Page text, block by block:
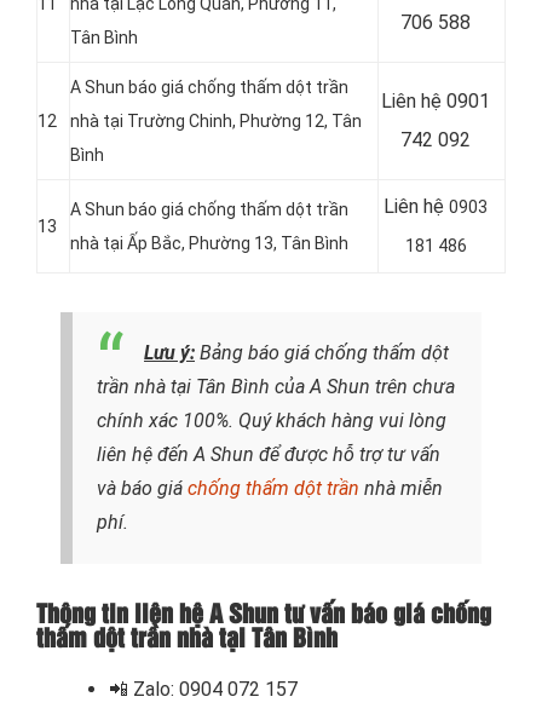
Tân Bình
706 588
12
A Shun báo giá chống thấm dột trần
nhà tại Trường Chinh, Phường 12, Tân
Bình
Liên hệ 0901
742 092
13
A Shun báo giá chống thấm dột trần
nhà tại Ấp Bắc, Phường 13, Tân Bình
Liên hệ 0903
181 486
Lưu ý: Bảng báo giá chống thấm dột
trần nhà tại Tân Bình của A Shun trên chưa
chính xác 100%. Quý khách hàng vui lòng
liên hệ đến A Shun để được hỗ trợ tư vấn
và báo giá chống thấm dột trần nhà miễn
phí.
Thông tin liên hệ A Shun tư vấn báo giá chống
thấm dột trần nhà tại Tân Bình
📲 Zalo: 0904 072 157